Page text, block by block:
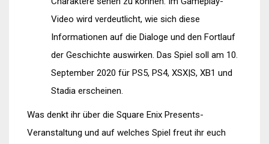
Video wird verdeutlicht, wie sich diese
Informationen auf die Dialoge und den Fortlauf
der Geschichte auswirken. Das Spiel soll am 10.
September 2020 für PS5, PS4, XSX|S, XB1 und
Stadia erscheinen.
Was denkt ihr über die Square Enix Presents-
Veranstaltung und auf welches Spiel freut ihr euch